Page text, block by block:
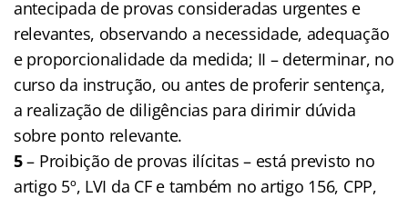
antecipada de provas consideradas urgentes e
relevantes, observando a necessidade, adequação
e proporcionalidade da medida; II – determinar, no
curso da instrução, ou antes de proferir sentença,
a realização de diligências para dirimir dúvida
sobre ponto relevante.
5– Proibição de provas ilícitas – está previsto no
artigo 5º, LVI da CF e também no artigo 156, CPP,